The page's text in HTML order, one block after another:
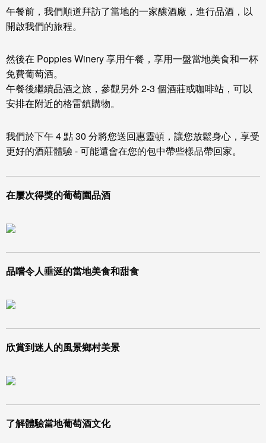
午餐前，我們順道拜訪了當地的一家釀酒廠，進行品酒，以
開啟我們的旅程。
然後在 Poppies Winery 享用午餐，享用一盤當地美食和一杯
免費葡萄酒。
午餐後繼續品酒之旅，參觀另外 2-3 個酒莊或咖啡站，可以
安排在附近的格雷鎮購物。
我們於下午 4 點 30 分將您送回惠靈頓，讓您放鬆身心，享受
更好的酒莊體驗 - 可能還會在您的包中帶些樣品帶回家。
在屢次得獎的葡萄園品酒
品嚐令人垂涎的當地美食和甜食
欣賞到迷人的風景鄉村美景
了解體驗當地葡萄酒文化